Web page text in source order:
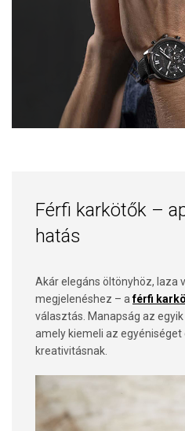
Férfi karkötők –
hatás
Akár elegáns öltönyhöz, laza
megjelenéshez – aférfi
választás. Manapság az
amely kiemeli az egyéniséget
kreativitásnak.